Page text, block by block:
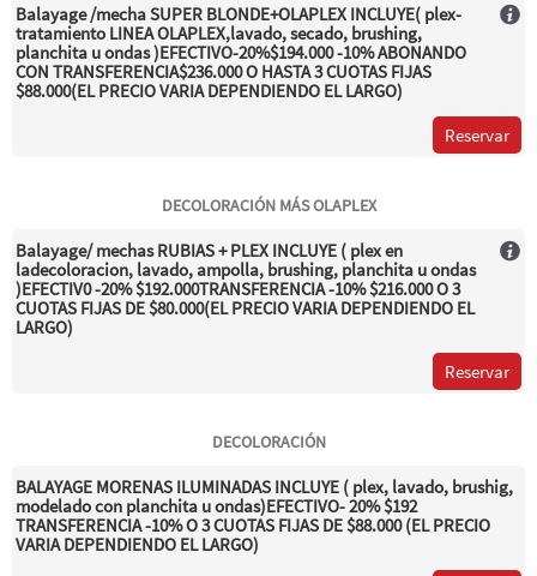
Balayage /mecha SUPER BLONDE+OLAPLEX INCLUYE( plex-
tratamiento LINEA OLAPLEX,lavado, secado, brushing,
planchita u ondas )EFECTIVO-20%$194.000 -10% ABONANDO
CON TRANSFERENCIA$236.000 O HASTA 3 CUOTAS FIJAS
$88.000(EL PRECIO VARIA DEPENDIENDO EL LARGO)
Reservar
DECOLORACIÓN MÁS OLAPLEX
Balayage/ mechas RUBIAS + PLEX INCLUYE ( plex en
ladecoloracion, lavado, ampolla, brushing, planchita u ondas
)EFECTIV0 -20% $192.000TRANSFERENCIA -10% $216.000 O 3
CUOTAS FIJAS DE $80.000(EL PRECIO VARIA DEPENDIENDO EL
LARGO)
Reservar
DECOLORACIÓN
BALAYAGE MORENAS ILUMINADAS INCLUYE ( plex, lavado, brushig,
modelado con planchita u ondas)EFECTIVO- 20% $192
TRANSFERENCIA -10% O 3 CUOTAS FIJAS DE $88.000 (EL PRECIO
VARIA DEPENDIENDO EL LARGO)